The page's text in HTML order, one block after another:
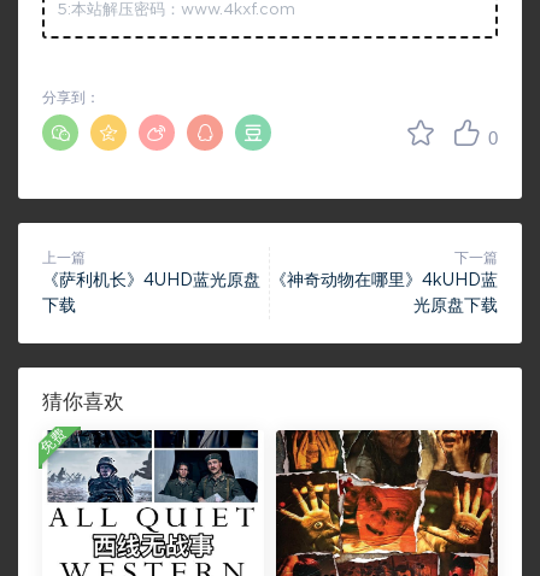
5:本站解压密码：www.4kxf.com
0
分享到：
上一篇
《萨利机长》4UHD蓝光原盘
下载
下一篇
《神奇动物在哪里》4kUHD蓝
光原盘下载
猜你喜欢
免费